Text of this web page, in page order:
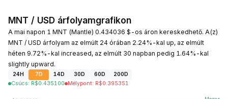
MNT / USD árfolyamgrafikon
A mai napon 1 MNT (Mantle) 0.434036 $-os áron kereskedhető. A(z)
MNT / USD árfolyam az elmúlt 24 órában 2.24%-kal up, az elmúlt
héten 9.72%-kal increased, az elmúlt 30 napban pedig 1.64%-kal
slightly upward.
24H 7D 14D 30D 60D
200D
Csúcs: R$0.435100 Mélypont: R$0.395351